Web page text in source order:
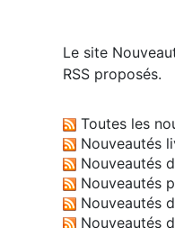
Le site
RSS proposés.
Toutes les
Nouveautés
Nouveautés
Nouveautés
Nouveautés
Nouveautés